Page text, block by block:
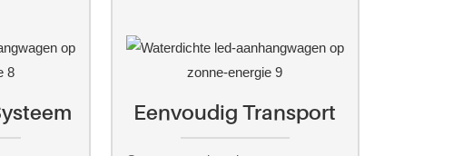
Eenvoudig Transport